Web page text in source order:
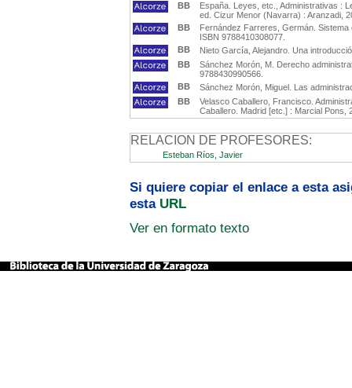
BB
España. Leyes, etc., Administrativas :
ed. Cizur Menor (Navarra) : Aranzadi,
BB
Fernández Farreres, Germán.
ISBN 9788410308077.
BB
Nieto García, Alejandro. Una
BB
Sánchez Morón, M. Derecho
9788430990566.
BB
Sánchez Morón, Miguel. Las
BB
Velasco Caballero, Francisco.
Caballero. Madrid [etc.] : Marcial Pons,
RELACION DE PROFESORES:
Esteban Ríos, Javier
Si quiere copiar el enlace a esta
esta URL
Ver en formato texto